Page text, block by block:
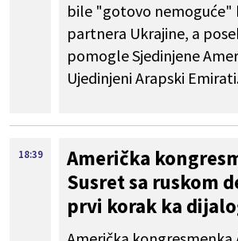
bile "gotovo nemoguće"
partnera Ukrajine, a
pomogle Sjedinjene
Ujedinjeni Arapski
18:39
Američka
Susret sa ruskom
prvi korak ka